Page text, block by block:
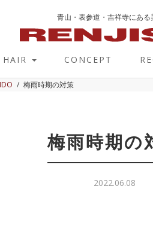
青山・表参道・吉祥寺にある
HAIR CONCEPT
梅雨時期の対策
梅雨時期の
2022.06.08